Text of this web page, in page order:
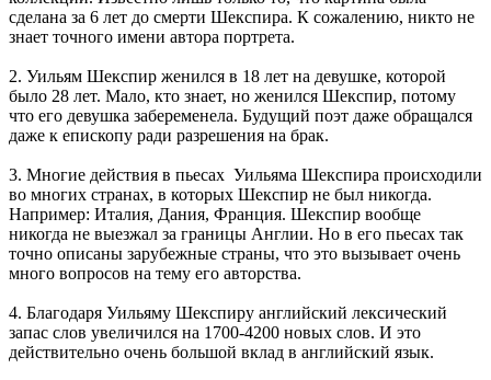
сделана за 6 лет до смерти Шекспира. К сожалению, никто не
знает точного имени автора портрета.
2. Уильям Шекспир женился в 18 лет на девушке, которой
было 28 лет. Мало, кто знает, но женился Шекспир, потому
что его девушка забеременела. Будущий поэт даже обращался
даже к епископу ради разрешения на брак.
3. Многие действия в пьесах Уильяма Шекспира происходили
во многих странах, в которых Шекспир не был никогда.
Например: Италия, Дания, Франция. Шекспир вообще
никогда не выезжал за границы Англии. Но в его пьесах так
точно описаны зарубежные страны, что это вызывает очень
много вопросов на тему его авторства.
4. Благодаря Уильяму Шекспиру английский лексический
запас слов увеличился на 1700-4200 новых слов. И это
действительно очень большой вклад в английский язык.